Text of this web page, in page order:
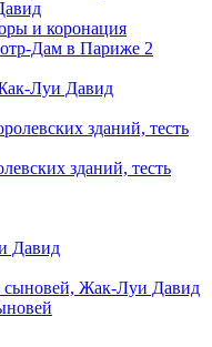
и коронация
Дам в Париже 2
зданий, тесть